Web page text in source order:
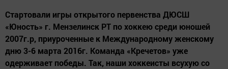
Стартовали игры открытого первенства ДЮСШ
«Юность» г. Мензелинск РТ по хоккею среди юношей
2007г.р, приуроченные к Международному женскому
дню 3-6 марта 2016г. Команда «Кречетов» уже
одерживает победы. Так, наши хоккеисты всухую со